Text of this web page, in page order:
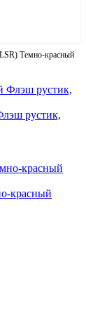
Темно-красный
рустик,
красный